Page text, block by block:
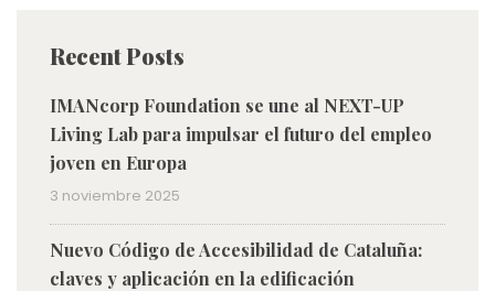
Recent Posts
IMANcorp Foundation se une al NEXT-UP
Living Lab para impulsar el futuro del empleo
joven en Europa
3 noviembre 2025
Nuevo Código de Accesibilidad de Cataluña:
claves y aplicación en la edificación